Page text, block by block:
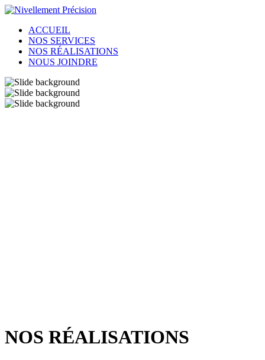
ACCUEIL
NOS SERVICES
NOS RÉALISATIONS
NOUS JOINDRE
NOS RÉALISATIONS